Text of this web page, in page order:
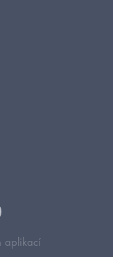
aplikací